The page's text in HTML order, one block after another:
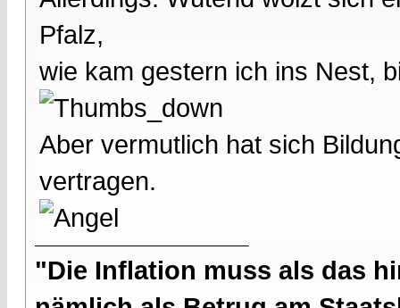
Pfalz,
wie kam gestern ich ins Nest,
Aber vermutlich hat sich
vertragen.
"Die Inflation muss als das